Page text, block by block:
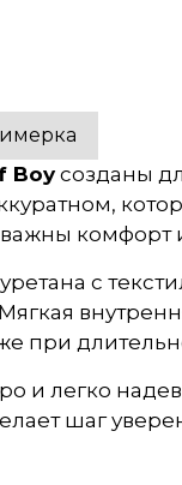
Boyсозданы
комфорт
с
при
и легко
шаг